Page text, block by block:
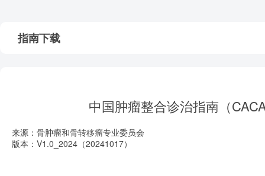
指南下载
中国肿瘤整合诊治指南（
来源：骨肿瘤和骨转移瘤专业委员会
版本：V1.0_2024（20241017）